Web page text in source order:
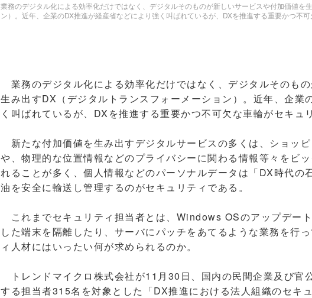
業務のデジタル化による効率化だけではなく、デジタルそのものが新しいサービスや付加価値を
ン）。近年、企業のDX推進が経産省などにより強く叫ばれているが、DXを推進する重要かつ不可
業務のデジタル化による効率化だけではなく、デジタルそのも
生み出すDX（デジタルトランスフォーメーション）。近年、企業
く叫ばれているが、DXを推進する重要かつ不可欠な車輪がセキュ
新たな付加価値を生み出すデジタルサービスの多くは、ショッ
や、物理的な位置情報などのプライバシーに関わる情報等々をビ
れることが多く、個人情報などのパーソナルデータは「DX時代の
油を安全に輸送し管理するのがセキュリティである。
これまでセキュリティ担当者とは、Windows OSのアップデー
した端末を隔離したり、サーバにパッチをあてるような業務を行
ィ人材にはいったい何が求められるのか。
トレンドマイクロ株式会社が11月30日、国内の民間企業及び官
する担当者315名を対象とした「DX推進における法人組織のセキ